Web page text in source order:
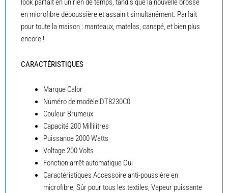
look parfait en un rien de temps, tandis que la nouvelle brosse
en microfibre dépoussière et assainit simultanément. Parfait
pour toute la maison : manteaux, matelas, canapé, et bien plus
encore !
CARACTÉRISTIQUES
Marque ‎Calor
Numéro de modèle ‎DT8230C0
Couleur ‎Brumeux
Capacité ‎200 Millilitres
Puissance ‎2000 Watts
Voltage ‎200 Volts
Fonction arrêt automatique ‎Oui
Caractéristiques ‎Accessoire anti-poussière en
microfibre, Sûr pour tous les textiles, Vapeur puissante